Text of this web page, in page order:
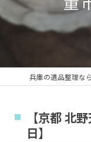
【京都 北
日】